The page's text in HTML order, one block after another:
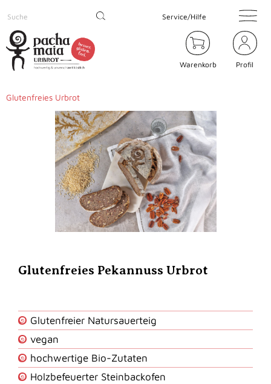
Service/Hilfe
Warenkorb Profil
Glutenfreies Urbrot
Glutenfreies Pekannuss Urbrot
Glutenfreier Natursauerteig
vegan
hochwertige Bio-Zutaten
Holzbefeuerter Steinbackofen